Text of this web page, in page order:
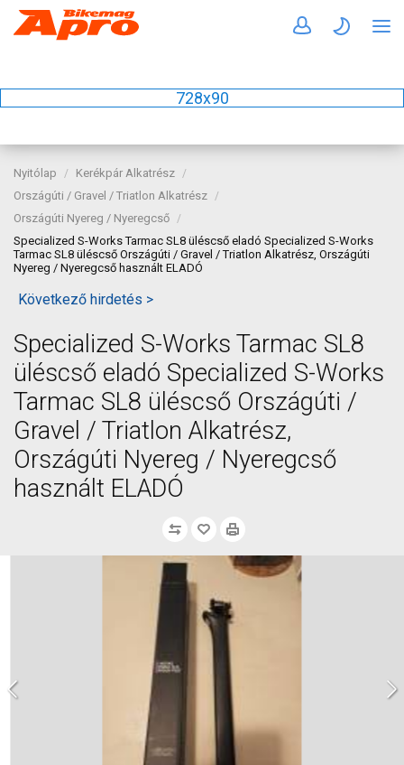
728x90
Nyitólap
Kerékpár Alkatrész
Országúti / Gravel / Triatlon Alkatrész
Országúti Nyereg / Nyeregcső
Specialized S-Works Tarmac SL8 üléscső eladó Specialized S-Works
Tarmac SL8 üléscső Országúti / Gravel / Triatlon Alkatrész, Országúti
Nyereg / Nyeregcső használt ELADÓ
Következő hirdetés >
Specialized S-Works Tarmac SL8
üléscső eladó Specialized S-Works
Tarmac SL8 üléscső Országúti /
Gravel / Triatlon Alkatrész,
Országúti Nyereg / Nyeregcső
használt ELADÓ